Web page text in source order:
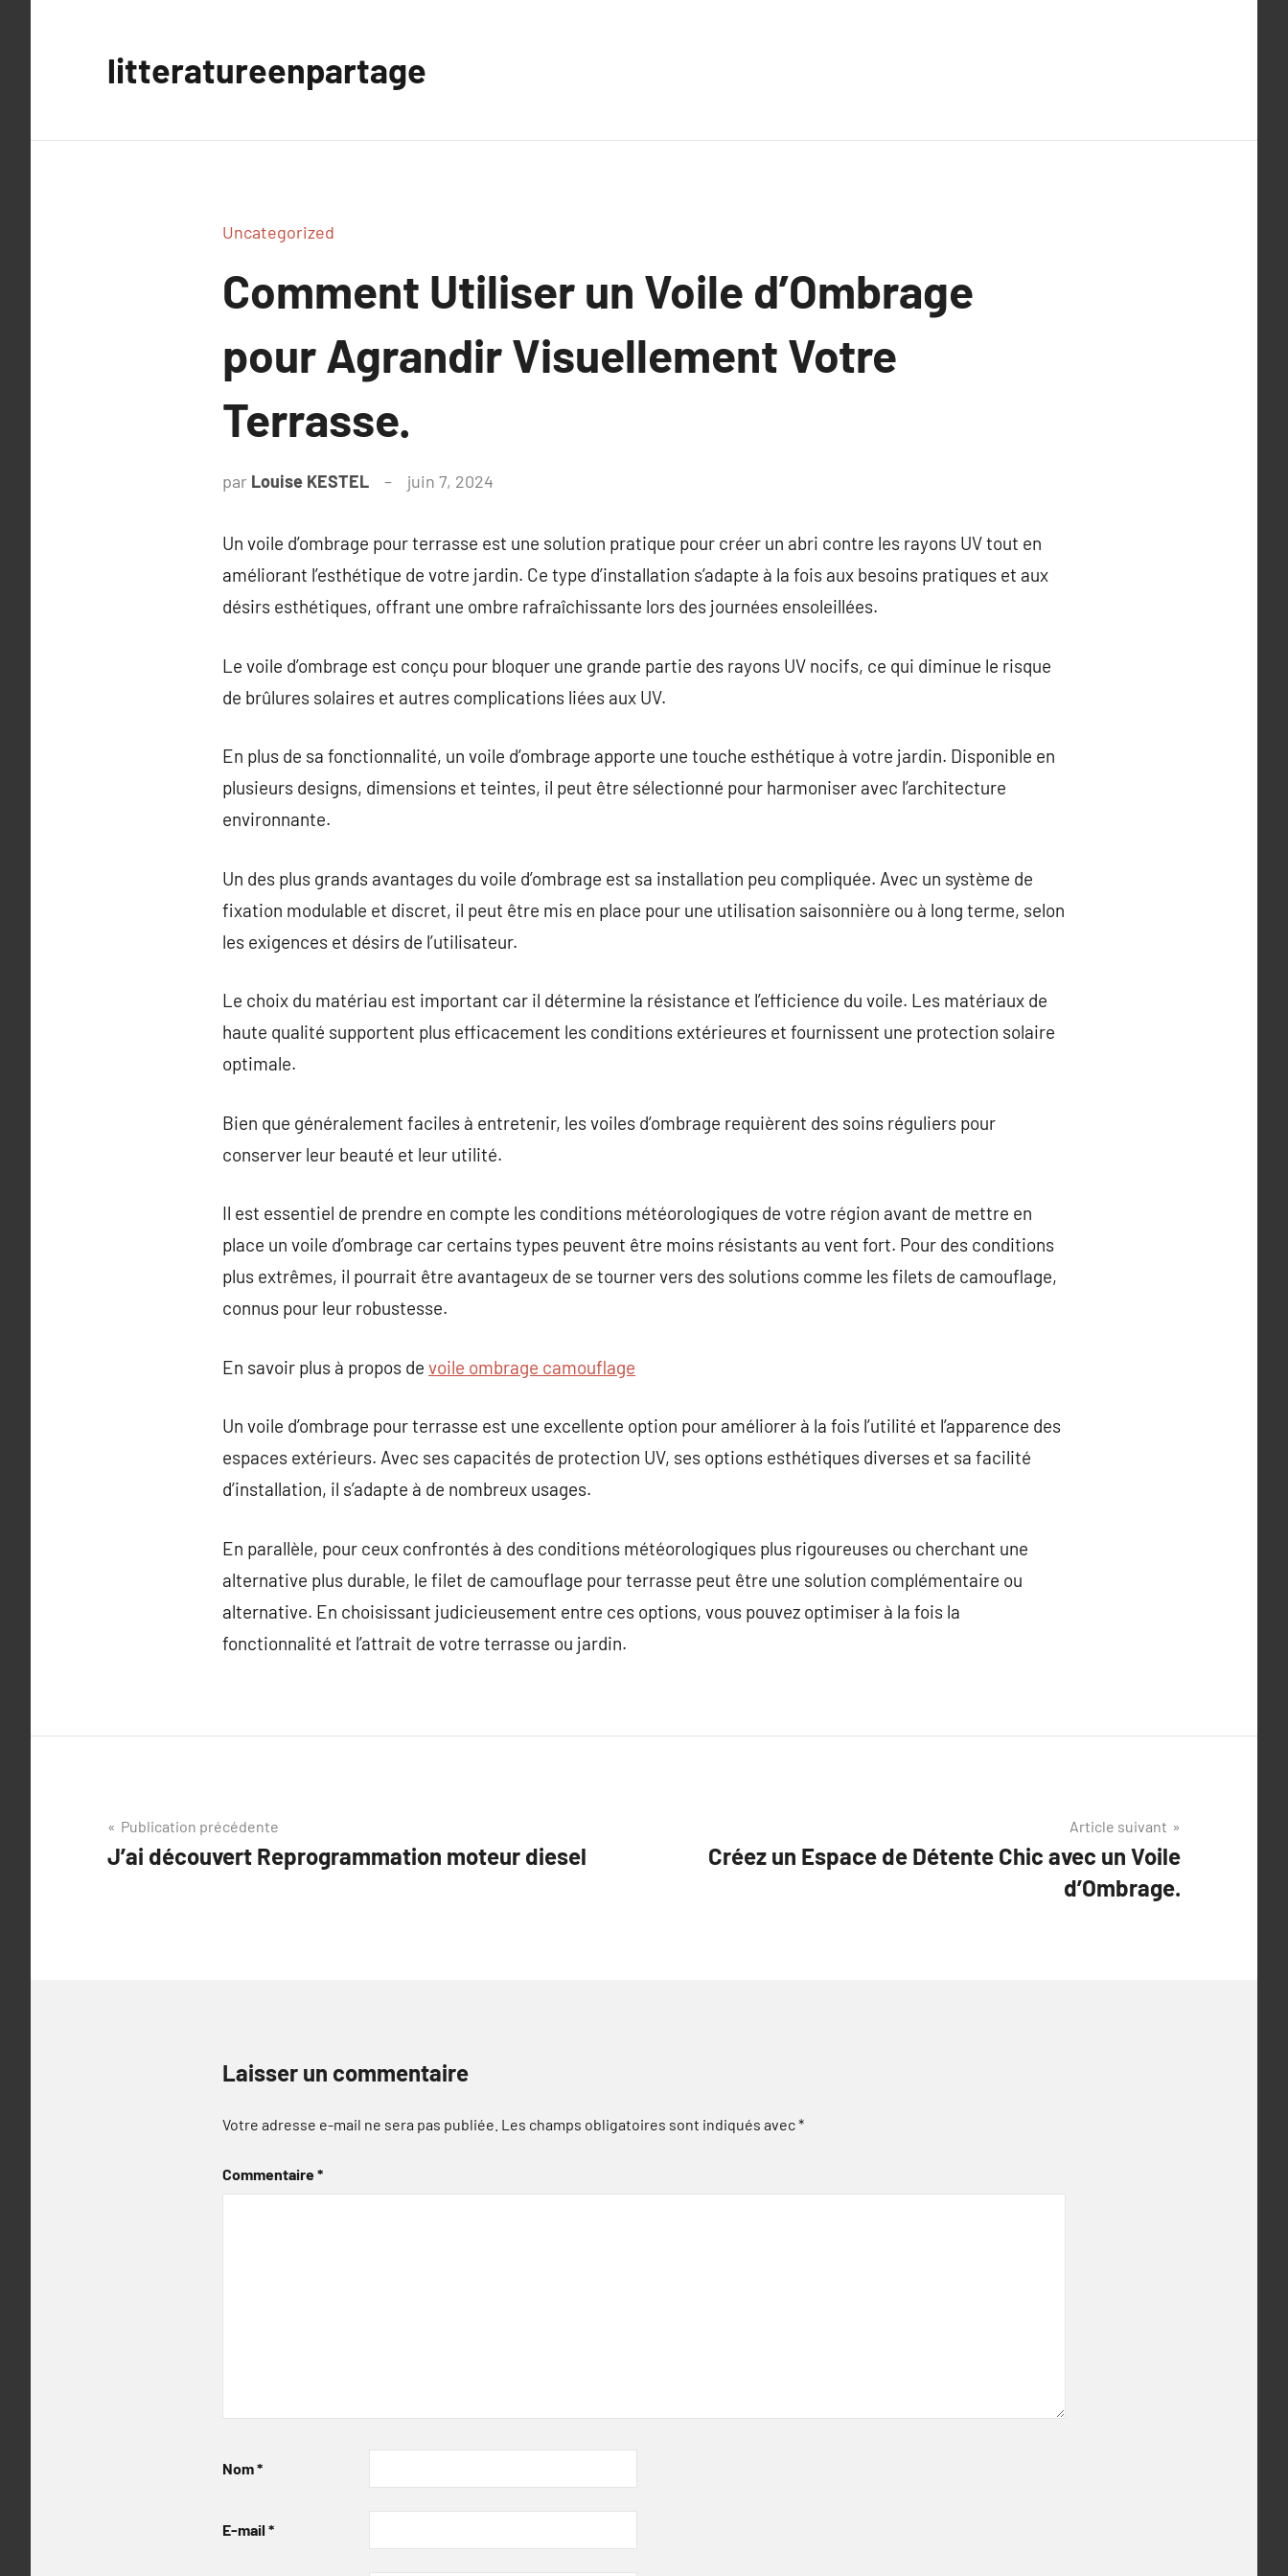
litteratureenpartage
Uncategorized
Comment Utiliser un Voile d’Ombrage
pour Agrandir Visuellement Votre
Terrasse.
par Louise KESTEL juin 7, 2024
Un voile d’ombrage pour terrasse est une solution pratique pour créer un abri contre les rayons UV tout en
améliorant l’esthétique de votre jardin. Ce type d’installation s’adapte à la fois aux besoins pratiques et aux
désirs esthétiques, offrant une ombre rafraîchissante lors des journées ensoleillées.
Le voile d’ombrage est conçu pour bloquer une grande partie des rayons UV nocifs, ce qui diminue le risque
de brûlures solaires et autres complications liées aux UV.
En plus de sa fonctionnalité, un voile d’ombrage apporte une touche esthétique à votre jardin. Disponible en
plusieurs designs, dimensions et teintes, il peut être sélectionné pour harmoniser avec l’architecture
environnante.
Un des plus grands avantages du voile d’ombrage est sa installation peu compliquée. Avec un système de
fixation modulable et discret, il peut être mis en place pour une utilisation saisonnière ou à long terme, selon
les exigences et désirs de l’utilisateur.
Le choix du matériau est important car il détermine la résistance et l’efficience du voile. Les matériaux de
haute qualité supportent plus efficacement les conditions extérieures et fournissent une protection solaire
optimale.
Bien que généralement faciles à entretenir, les voiles d’ombrage requièrent des soins réguliers pour
conserver leur beauté et leur utilité.
Il est essentiel de prendre en compte les conditions météorologiques de votre région avant de mettre en
place un voile d’ombrage car certains types peuvent être moins résistants au vent fort. Pour des conditions
plus extrêmes, il pourrait être avantageux de se tourner vers des solutions comme les filets de camouflage,
connus pour leur robustesse.
En savoir plus à propos de voile ombrage camouflage
Un voile d’ombrage pour terrasse est une excellente option pour améliorer à la fois l’utilité et l’apparence des
espaces extérieurs. Avec ses capacités de protection UV, ses options esthétiques diverses et sa facilité
d’installation, il s’adapte à de nombreux usages.
En parallèle, pour ceux confrontés à des conditions météorologiques plus rigoureuses ou cherchant une
alternative plus durable, le filet de camouflage pour terrasse peut être une solution complémentaire ou
alternative. En choisissant judicieusement entre ces options, vous pouvez optimiser à la fois la
fonctionnalité et l’attrait de votre terrasse ou jardin.
Navigation
de
Publication précédente
J’ai découvert Reprogrammation moteur diesel
Article suivant
Créez un Espace de Détente Chic avec un Voile
d’Ombrage.
Laisser un commentaire
Votre adresse e-mail ne sera pas publiée. Les champs obligatoires sont indiqués avec*
Commentaire*
Nom*
E-mail *